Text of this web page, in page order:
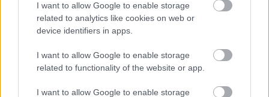
I want to allow Google to enable storage
related to analytics like cookies on web or
device identifiers in apps.
I want to allow Google to enable storage
related to functionality of the website or app.
I want to allow Google to enable storage
Az új projektről ennél többet egyelőre nem árultak el,
ugyanakkor nemréga PEGI értékelése már lebuktatta a
. Ebből az is kiderült,
majd a súlyosabb témákat: számíthatunk olyan jelenetre,
amikor a játékos italába drogot kevernek egy bulin,